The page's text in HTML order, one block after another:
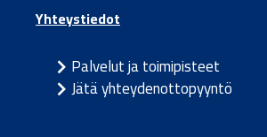
Yhteystiedot
Palvelut ja toimipisteet
Jätä yhteydenottopyyntö